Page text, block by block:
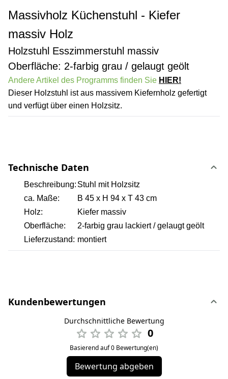
Massivholz Küchenstuhl - Kiefer
massiv Holz
Holzstuhl Esszimmerstuhl massiv
Oberfläche: 2-farbig grau / gelaugt geölt
Andere Artikel des Programms finden Sie HIER!
Dieser Holzstuhl ist aus massivem Kiefernholz gefertigt
und verfügt über einen Holzsitz.
Technische Daten
Beschreibung: Stuhl mit Holzsitz
ca. Maße:
B 45 x H 94 x T 43 cm
Holz:
Kiefer massiv
Oberfläche:
2-farbig grau lackiert / gelaugt geölt
Lieferzustand: montiert
Kundenbewertungen
Durchschnittliche Bewertung
0
Basierend auf 0 Bewertung(en)
Bewertung abgeben